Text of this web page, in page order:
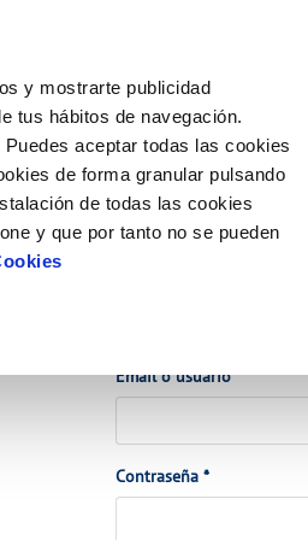
y mostrarte publicidad
tus hábitos de navegación.
aceptar todas las cookies
de forma granular pulsando
de todas las cookies
y que por tanto no se pueden
DE DATOS
datos bancarios
datos de domicilio
DE SERVICIO
(Defensa del cliente)
AGUA
de Contratación
Nuestros compromisos
Accede a tu
Email o usuario*
Contraseña *(Obligatorio)